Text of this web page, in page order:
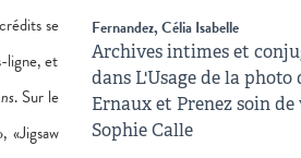
se
ligne, et
. Sur le
«Jigsaw
Fernandez, Célia Isabelle
Archives intimes et
dans L'Usage de la photo
Ernaux et Prenez soin de
Sophie Calle